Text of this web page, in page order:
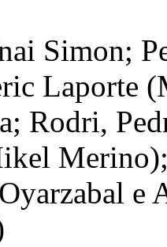
Simon;
Laporte
Rodri,
e